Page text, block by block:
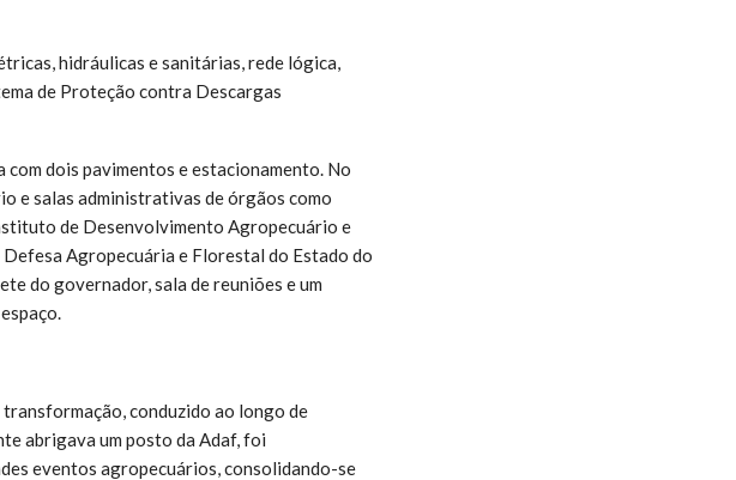
hidráulicas e sanitárias, rede lógica,
de Proteção contra Descargas
dois pavimentos e estacionamento. No
e salas administrativas de órgãos como
de Desenvolvimento Agropecuário e
Agropecuária e Florestal do Estado do
do governador, sala de reuniões e um
conduzido ao longo de
abrigava um posto da Adaf, foi
eventos agropecuários, consolidando-se